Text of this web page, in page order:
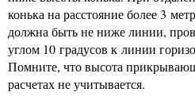
конька на расстояние более 3
должна быть не ниже линии,
углом 10 градусов к линии
Помните, что высота
расчетах не учитывается.